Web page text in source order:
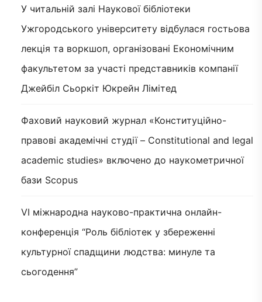
У читальній залі Наукової бібліотеки
Ужгородського університету відбулася гостьова
лекція та воркшоп, організовані Економічним
факультетом за участі представників компанії
Джейбіл Сьоркіт Юкрейн Лімітед
Фаховий науковий журнал «Конституційно-
правові академічні студії – Constitutional and legal
academic studies» включено до наукометричної
бази Scopus
VI міжнародна науково-практична онлайн-
конференція “Роль бібліотек у збереженні
культурної спадщини людства: минуле та
сьогодення”